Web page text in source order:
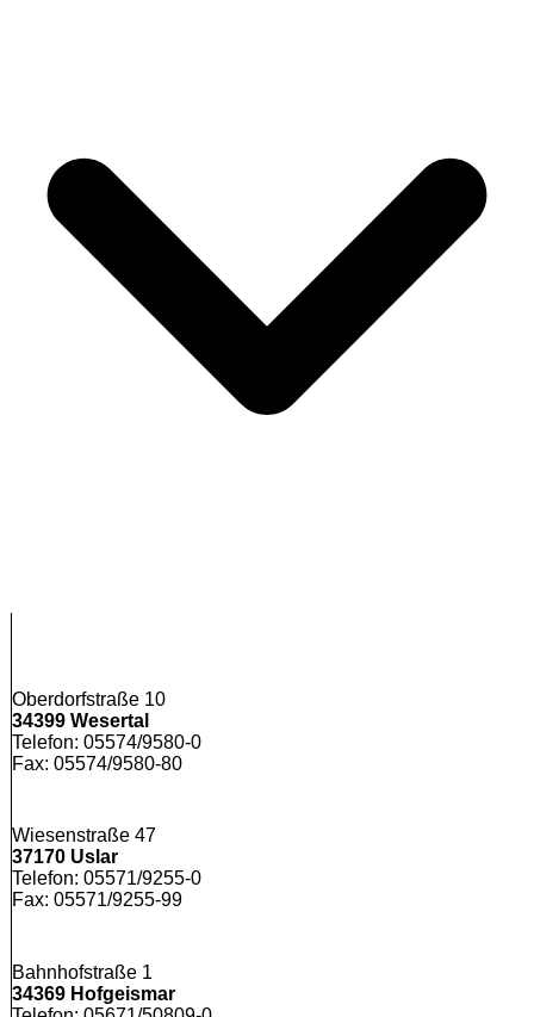
Oberdorfstraße 10
34399 Wesertal
Telefon: 05574/9580-0
Fax: 05574/9580-80
Wiesenstraße 47
37170 Uslar
Telefon: 05571/9255-0
Fax: 05571/9255-99
Bahnhofstraße 1
34369 Hofgeismar